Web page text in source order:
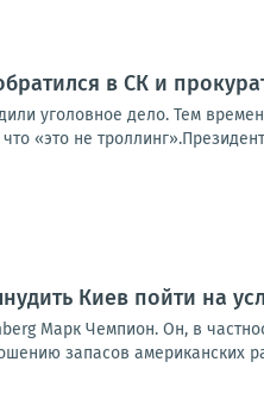
в СК и
уголовное дело. Тем
«это не
Киев пойти на
Марк Чемпион. Он, в
запасов американских